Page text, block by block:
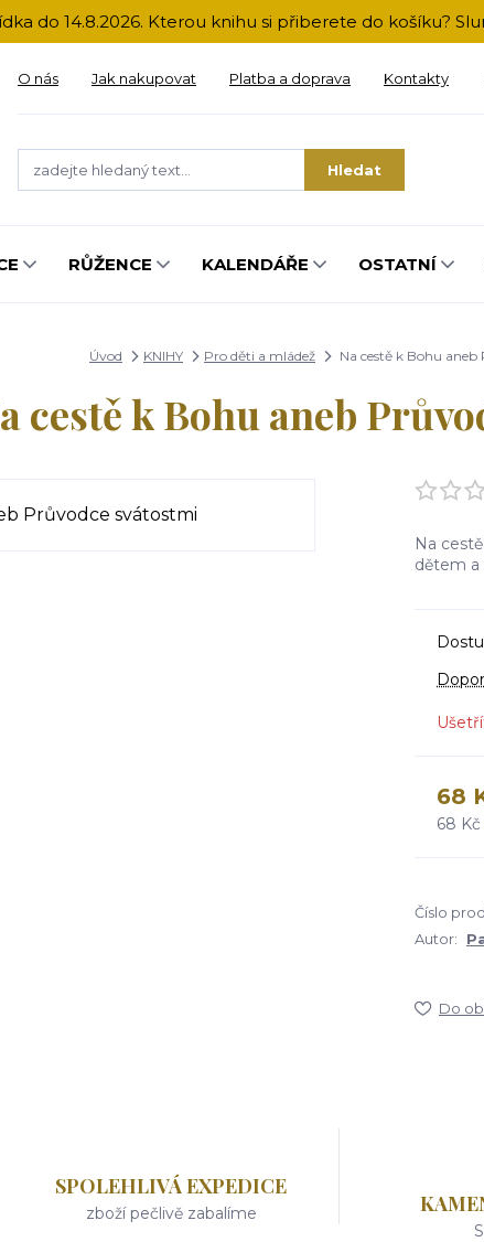
do 14.8.2026. Kterou knihu si přiberete do košíku?
O nás Jak nakupovat Platba a doprava Kontakty
Hledat
RŮŽENCE KALENDÁŘE OSTATNÍ
Úvod KNIHY Pro děti a mládež Na cestě k Bohu
cestě k Bohu aneb
Na
dětem a
68
68 Kč
Číslo
Autor:
Do
SPOLEHLIVÁ EXPEDICE
zboží pečlivě zabalíme